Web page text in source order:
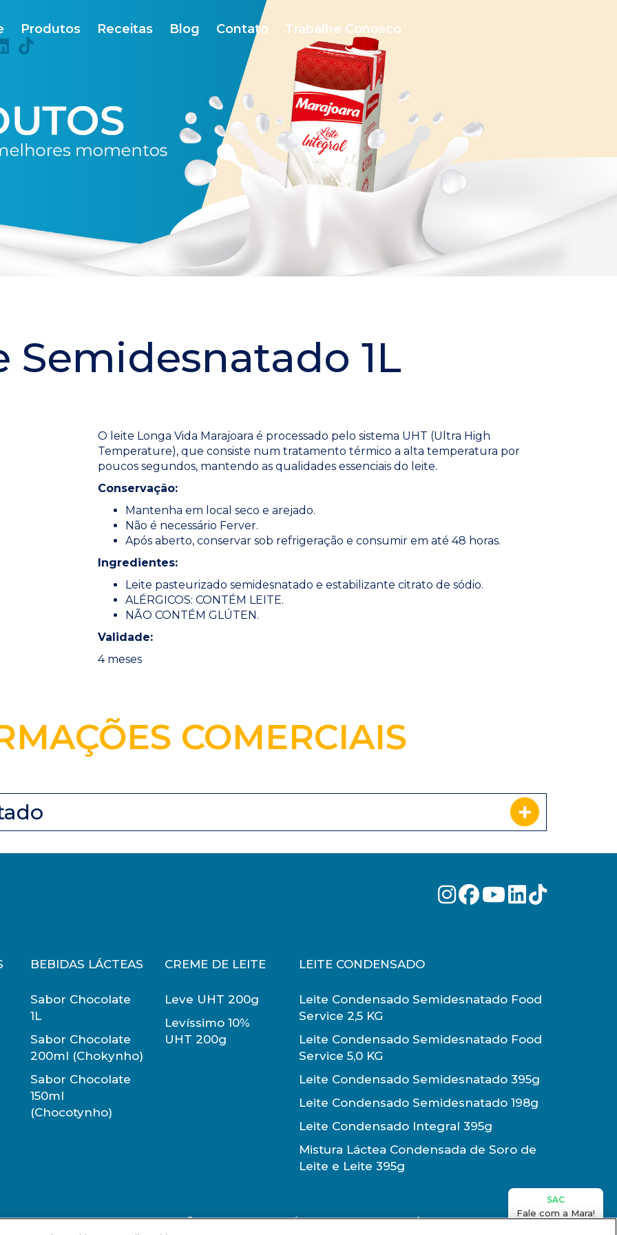
Produtos Receitas Blog Contato Trabalhe Conosco
Semidesnatado 1L
O leite Longa Vida Marajoara é processado pelo sistema UHT (Ultra High
Temperature), que consiste num tratamento térmico a alta temperatura por
poucos segundos, mantendo as qualidades essenciais do leite.
Conservação:
Mantenha em local seco e arejado.
Não é necessário Ferver.
Após aberto, conservar sob refrigeração e consumir em até 48 horas.
Ingredientes:
Leite pasteurizado semidesnatado e estabilizante citrato de sódio.
ALÉRGICOS: CONTÉM LEITE.
NÃO CONTÉM GLÚTEN.
Validade:
4 meses
COMERCIAIS
TABELA NUTRICIONAL
BEBIDAS LÁCTEAS
Sabor Chocolate
1L
Sabor Chocolate
200ml (Chokynho)
Sabor Chocolate
150ml
(Chocotynho)
CREME DE LEITE
Leve UHT 200g
Levíssimo 10%
UHT 200g
LEITE CONDENSADO
Leite Condensado Semidesnatado Food
Service 2,5 KG
Leite Condensado Semidesnatado Food
Service 5,0 KG
Leite Condensado Semidesnatado 395g
Leite Condensado Semidesnatado 198g
Leite Condensado Integral 395g
Mistura Láctea Condensada de Soro de
Leite e Leite 395g
MATERNO EVITA INFECÇÕES E ALERGIAS E É RECOMENDADO ATÉ OS 2 ANOS DE IDADE
SAC
Fale com a Mara!